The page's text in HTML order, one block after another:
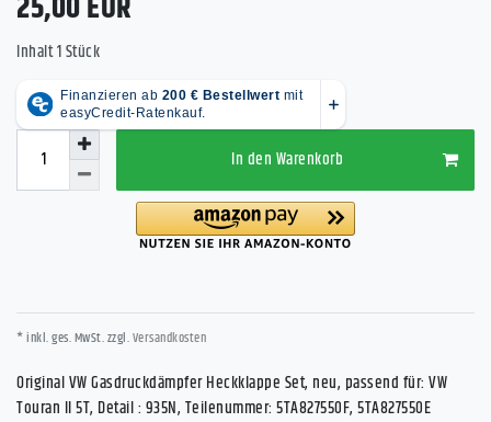
Inhalt1Stück
In den Warenkorb
* inkl. ges. MwSt. zzgl.Versandkosten
Original VW Gasdruckdämpfer Heckklappe Set, neu, passend für: VW
Touran II 5T, Detail : 935N, Teilenummer: 5TA827550F, 5TA827550E